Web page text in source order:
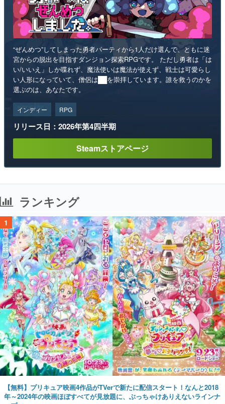
“ぜんめつ”してしまった勇者パーティから1人だけ選んで、ともに迷
宮からの脱出を目指すダンジョン探索RPGです。 ただし勇者は「は
い/いいえ」しか喋れず、魔法使いは魔法が使えず、戦士は可愛らし
い人形になっていて、僧侶は██を崇拝しています。誰を救うのかを
選ぶのは、あなたです。
インディー RPG
リリース日：2026年第4四半期
Steamストアページ
ランキング
1
【無料】プリキュア映画4作品がTVerで新たに配信スタート！なんと2018
年～2024年の映画ほぼすべてが見放題に、ぶっちゃけありえないラインナ